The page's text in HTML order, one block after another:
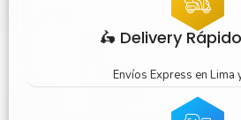
🛵 Delivery
Envíos Express en Lima